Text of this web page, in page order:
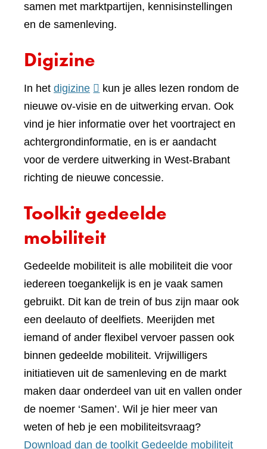
samen met marktpartijen, kennisinstellingen
en de samenleving.
Digizine
In het digizine(verwijst
naar
een
andere
website)
kun je alles lezen rondom de
nieuwe ov-visie en de uitwerking ervan. Ook
vind je hier informatie over het voortraject en
achtergrondinformatie, en is er aandacht
voor de verdere uitwerking in West-Brabant
richting de nieuwe concessie.
Toolkit gedeelde
mobiliteit
Gedeelde mobiliteit is alle mobiliteit die voor
iedereen toegankelijk is en je vaak samen
gebruikt. Dit kan de trein of bus zijn maar ook
een deelauto of deelfiets. Meerijden met
iemand of ander flexibel vervoer passen ook
binnen gedeelde mobiliteit. Vrijwilligers
initiatieven uit de samenleving en de markt
maken daar onderdeel van uit en vallen onder
de noemer ‘Samen’. Wil je hier meer van
weten of heb je een mobiliteitsvraag?
Download dan de toolkit Gedeelde mobiliteit